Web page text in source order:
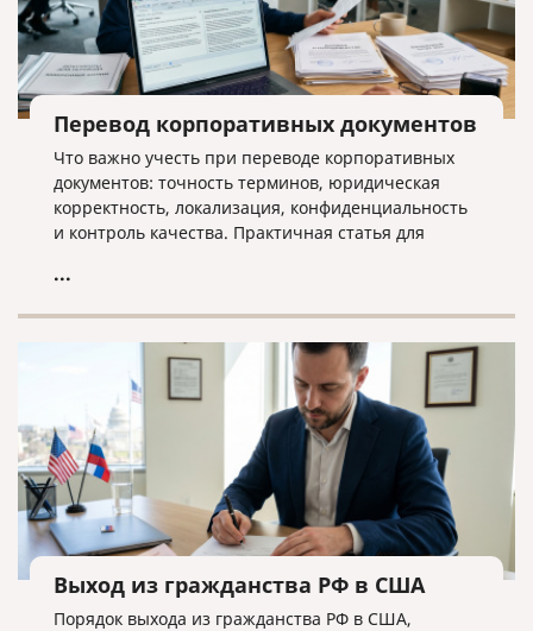
Перевод корпоративных документов
Что важно учесть при переводе корпоративных
документов: точность терминов, юридическая
корректность, локализация, конфиденциальность
и контроль качества. Практичная статья для
...
Выход из гражданства РФ в США
Порядок выхода из гражданства РФ в США,